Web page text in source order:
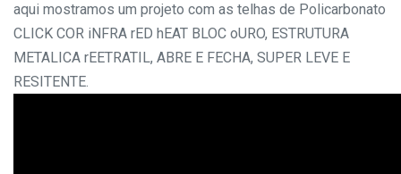
aqui mostramos um projeto com as telhas de Policarbonato
CLICK COR iNFRA rED hEAT BLOC oURO, ESTRUTURA
METALICA rEETRATIL, ABRE E FECHA, SUPER LEVE E
RESITENTE.